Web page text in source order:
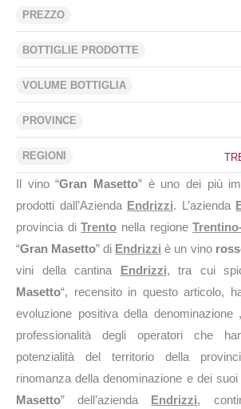
PREZZO
BOTTIGLIE PRODOTTE
VOLUME BOTTIGLIA
PROVINCE
REGIONI
Il vino “Gran Masetto” è uno dei più
prodotti dall’Azienda Endrizzi. L’azienda
provincia diTrento nella regione
“Gran Masetto” di Endrizzi è un vino
vini della cantina Endrizzi, tra cui
Masetto“, recensito in questo articolo,
evoluzione positiva della
professionalità degli operatori che
potenzialità del territorio della
rinomanza della denominazione e dei
Masetto” dell’azienda Endrizzi,